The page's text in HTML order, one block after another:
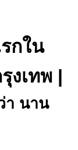
กใน
งเทพ |
า นาน